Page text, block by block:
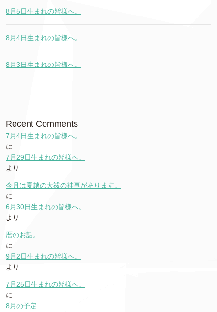
8月5日生まれの皆様へ。
8月4日生まれの皆様へ。
8月3日生まれの皆様へ。
Recent Comments
7月4日生まれの皆様へ。
に
7月29日生まれの皆様へ。
より
今月は夏越の大祓の神事があります。
に
6月30日生まれの皆様へ。
より
暦のお話。
に
9月2日生まれの皆様へ。
より
7月25日生まれの皆様へ。
に
8月の予定